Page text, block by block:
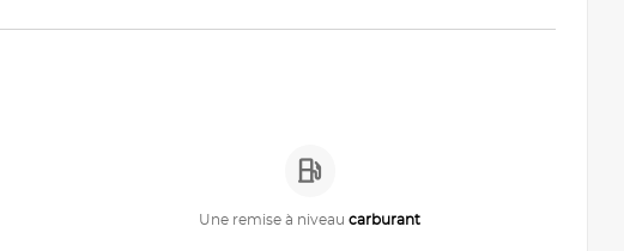
Une remise à niveaucarburant